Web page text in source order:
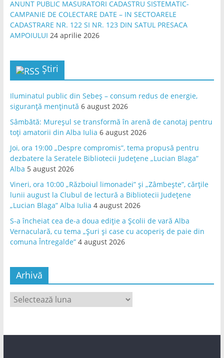
ANUNT PUBLIC MASURATORI CADASTRU SISTEMATIC-
CAMPANIE DE COLECTARE DATE – IN SECTOARELE
CADASTRARE NR. 122 SI NR. 123 DIN SATUL PRESACA
AMPOIULUI 24 aprilie 2026
Știri
Iluminatul public din Sebeș – consum redus de energie,
siguranță menținută 6 august 2026
Sâmbătă: Mureșul se transformă în arenă de canotaj pentru
toți amatorii din Alba Iulia 6 august 2026
Joi, ora 19:00 „Despre compromis”, tema propusă pentru
dezbatere la Seratele Bibliotecii Județene „Lucian Blaga”
Alba 5 august 2026
Vineri, ora 10:00 „Războiul limonadei” și „Zâmbește”, cărțile
lunii august la Clubul de lectură a Bibliotecii Județene
„Lucian Blaga” Alba Iulia 4 august 2026
S-a încheiat cea de-a doua ediție a Școlii de vară Alba
Vernaculară, cu tema „Șuri și case cu acoperiș de paie din
comuna Întregalde” 4 august 2026
Arhivă
Arhivă